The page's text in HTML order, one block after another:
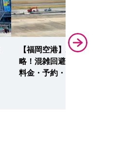
【福岡空港】駐車場徹底攻
略！混雑回避の裏ワザ・安い
料金・予約・無料ならここ！